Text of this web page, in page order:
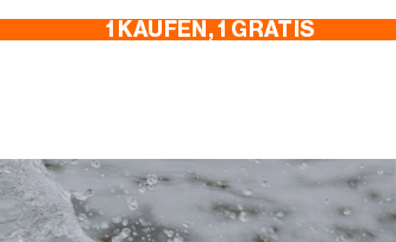
1 KAUFEN, 1 GRATIS